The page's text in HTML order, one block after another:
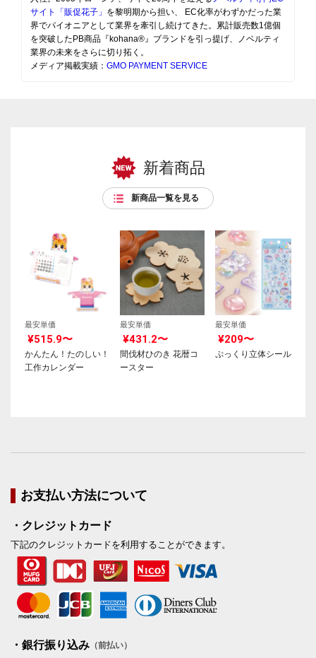
サイト「販促花子」 を黎明期から担い、 EC化率がわずかだった業
界でパイオニアとして業界を牽引し続けてきた。累計販売数1億個
を突破したPB商品『kohana®』ブランドを引っ提げ、ノベルティ
業界の未来をさらに切り拓く。
メディア掲載実績： GMO PAYMENT SERVICE
新着商品
新商品一覧を見る
最安単価
¥515.9〜
かんたん！たのしい！
工作カレンダー
最安単価
¥431.2〜
間伐材ひのき 花暦コ
ースター
最安単価
¥209〜
ぷっくり立体シール
お支払い方法について
・クレジットカード
下記のクレジットカードを利用することができます。
・銀行振り込み （前払い）